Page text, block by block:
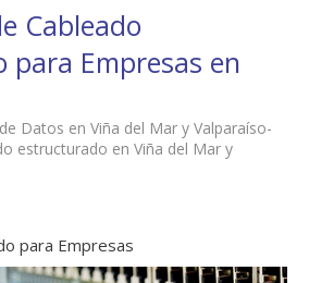
Cableado
para Empresas en
Datos en Viña del Mar y Valparaíso-
estructurado en Viña del Mar y
para Empresas